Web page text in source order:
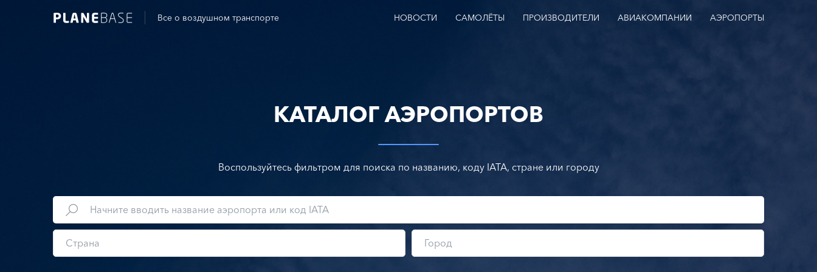
Все о воздушном транспорте НОВОСТИ САМОЛЁТЫ ПРОИЗВОДИТЕЛИ АВИАКОМПАНИИ АЭРОПОРТЫ
КАТАЛОГ АЭРОПОРТОВ
Воспользуйтесь фильтром для поиска по названию, коду IATA, стране или городу